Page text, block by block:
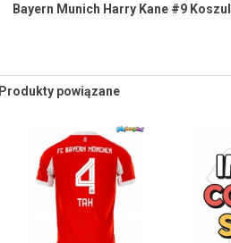
Bayern Munich Harry Kane #9
Produkty powiązane